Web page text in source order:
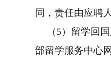
同，责任由应聘
（5）留学回
部留学服务中心